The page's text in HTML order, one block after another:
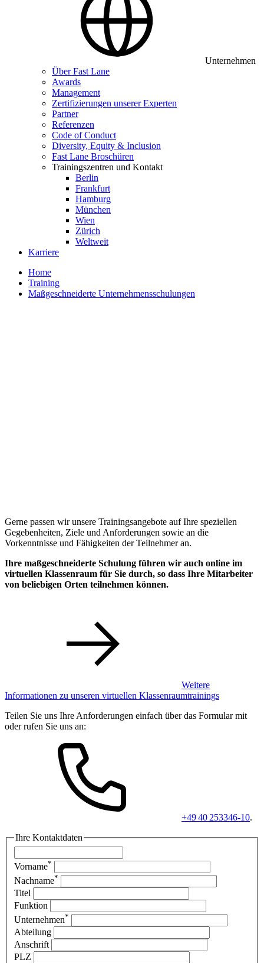
Unternehmen
Über Fast Lane
Awards
Management
Zertifizierungen unserer Experten
Partner
Referenzen
Code of Conduct
Diversity, Equity & Inclusion
Fast Lane Broschüren
Trainingszentren und Kontakt
Berlin
Frankfurt
Hamburg
München
Wien
Zürich
Weltweit
Karriere
Home
Training
Maßgeschneiderte Unternehmensschulungen
Gerne passen wir unsere Trainingsangebote auf Ihre speziellen
Gegebenheiten, Ziele und Anforderungen sowie an die
Vorkenntnisse und Fähigkeiten der Teilnehmer an.
Ihre maßgeschneiderte Schulung führen wir auch online im
virtuellen Klassenraum für Sie durch, so dass Ihre Mitarbeiter
von beliebigen Orten teilnehmen können.
Weitere
Informationen zu unseren virtuellen Klassenraumtrainings
Teilen Sie uns Ihre Anforderungen einfach über das Formular mit
oder rufen Sie uns an:
+49 40 253346-10.
Ihre Kontaktdaten
Vorname*
Nachname*
Titel
Funktion
Unternehmen*
Abteilung
Anschrift
PLZ